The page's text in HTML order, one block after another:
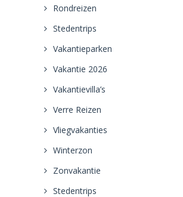
Rondreizen
Stedentrips
Vakantieparken
Vakantie 2026
Vakantievilla’s
Verre Reizen
Vliegvakanties
Winterzon
Zonvakantie
Stedentrips